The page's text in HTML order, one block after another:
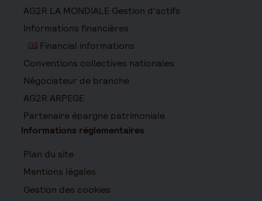
AG2R LA MONDIALE Gestion d’actifs
Informations financières
Financial informations
Conventions collectives nationales
Négociateur de branche
AG2R ARPEGE
Partenaire épargne patrimoniale
Informations réglementaires
Plan du site
Mentions légales
Gestion des cookies